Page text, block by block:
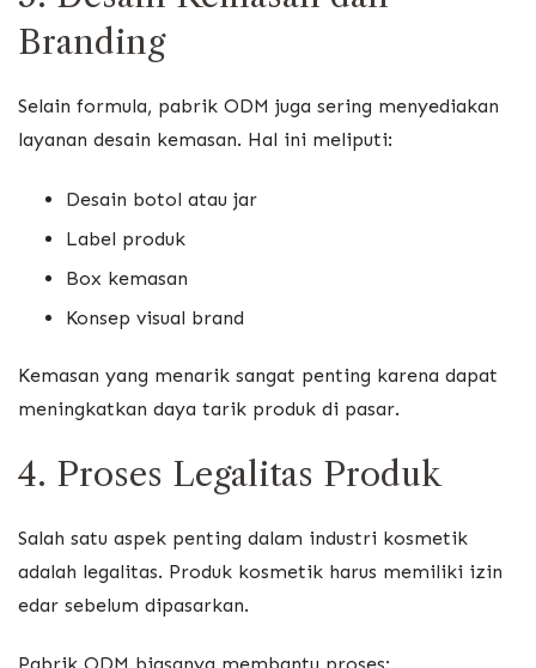
Branding
Selain formula, pabrik ODM juga sering menyediakan
layanan desain kemasan. Hal ini meliputi:
Desain botol atau jar
Label produk
Box kemasan
Konsep visual brand
Kemasan yang menarik sangat penting karena dapat
meningkatkan daya tarik produk di pasar.
4. Proses Legalitas Produk
Salah satu aspek penting dalam industri kosmetik
adalah legalitas. Produk kosmetik harus memiliki izin
edar sebelum dipasarkan.